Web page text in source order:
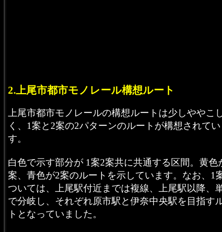
2.上尾市都市モノレール構想ルート
上尾市都市モノレールの構想ルートは少しややこ
く、1案と2案の2パターンのルートが構想されて
す。
白色で示す部分が 1案2案共に共通する区間。黄色
案、青色が2案のルートを示しています。なお、1
ついては、上尾駅付近までは複線、上尾駅以降、
で分岐し、それぞれ原市駅と伊奈中央駅を目指す
トとなっていました。